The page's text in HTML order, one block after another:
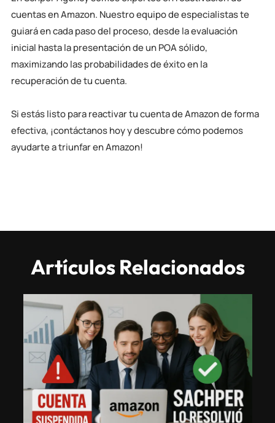
cuentas en Amazon. Nuestro equipo de especialistas te
guiará en cada paso del proceso, desde la evaluación
inicial hasta la presentación de un POA sólido,
maximizando las probabilidades de éxito en la
recuperación de tu cuenta.
Si estás listo para reactivar tu cuenta de Amazon de forma
efectiva, ¡contáctanos hoy y descubre cómo podemos
ayudarte a triunfar en Amazon!
Artículos Relacionados